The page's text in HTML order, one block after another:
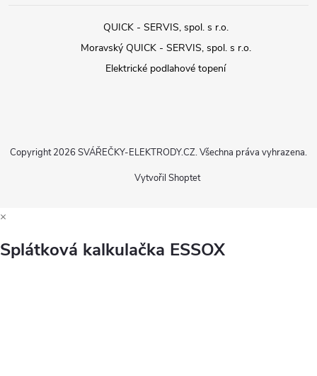
QUICK - SERVIS, spol. s r.o.
Moravský QUICK - SERVIS, spol. s r.o.
Elektrické podlahové topení
Vytvořil Shoptet
Copyright 2026 SVÁŘEČKY-ELEKTRODY.CZ. Všechna práva vyhrazena.
×
Splátková kalkulačka ESSOX